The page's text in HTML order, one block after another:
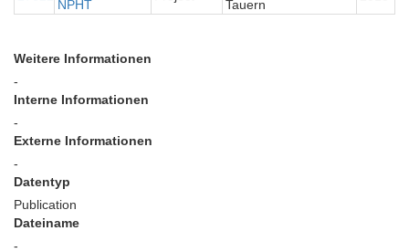
NPHT
Tauern
Weitere Informationen
-
Interne Informationen
-
Externe Informationen
-
Datentyp
Publication
Dateiname
-